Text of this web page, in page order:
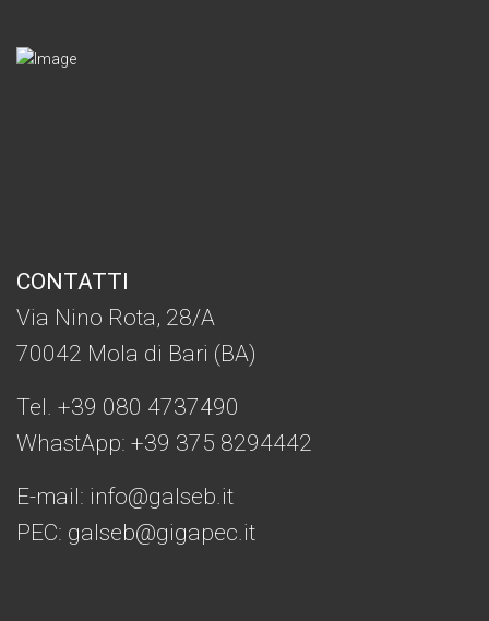
CONTATTI
Via Nino Rota, 28/A
70042 Mola di Bari (BA)
Tel. +39 080 4737490
WhastApp: +39 375 8294442
E-mail: info@galseb.it
PEC: galseb@gigapec.it